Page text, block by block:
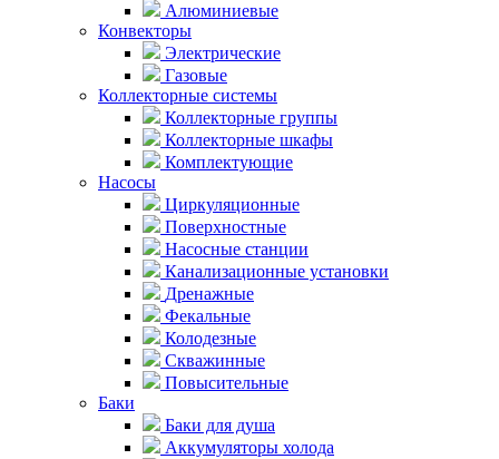
Алюминиевые
Конвекторы
Электрические
Газовые
Коллекторные системы
Коллекторные группы
Коллекторные шкафы
Комплектующие
Насосы
Циркуляционные
Поверхностные
Насосные станции
Канализационные установки
Дренажные
Фекальные
Колодезные
Скважинные
Повысительные
Баки
Баки для душа
Аккумуляторы холода